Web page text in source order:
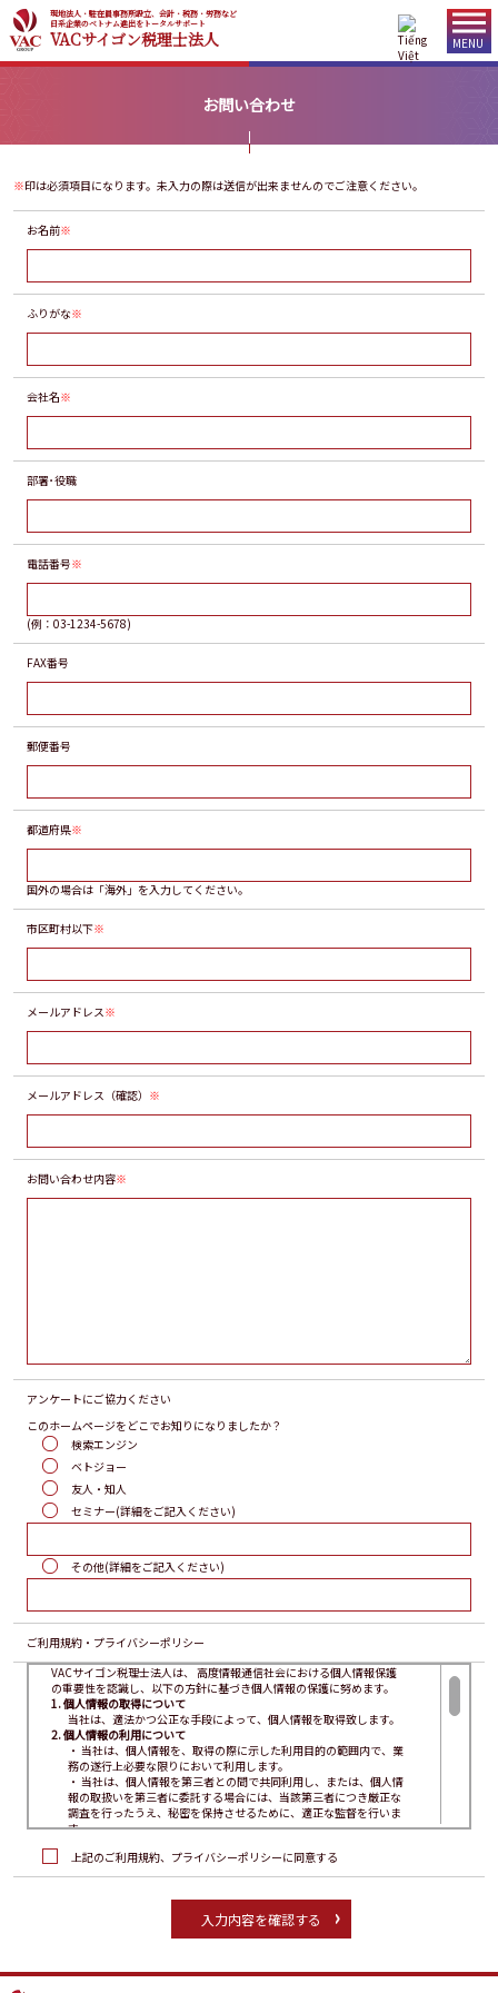
現地法人・駐在員事務所設立、会計・税務・労務など
日系企業のベトナム進出をトータルサポート
VACサイゴン税理士法人 MENU
お問い合わせ
※印は必須項目になります。未入力の際は送信が出来ませんのでご注意ください。
お名前※
ふりがな※
会社名※
部署･役職
電話番号※
(例：03-1234-5678)
FAX番号
郵便番号
都道府県※
国外の場合は「海外」を入力してください。
市区町村以下※
メールアドレス※
メールアドレス（確認） ※
お問い合わせ内容※
アンケートにご協力ください
このホームページをどこでお知りになりましたか？
検索エンジン
ベトジョー
友人・知人
セミナー(詳細をご記入ください)
その他(詳細をご記入ください)
ご利用規約・ プライバシーポリシー
VACサイゴン税理士法人は、 高度情報通信社会における個人情報保護
の重要性を認識し、以下の方針に基づき個人情報の保護に努めます。
1. 個人情報の取得について
当社は、適法かつ公正な手段によって、個人情報を取得致します。
2. 個人情報の利用について
・ 当社は、個人情報を、取得の際に示した利用目的の範囲内で、業
務の遂行上必要な限りにおいて利用します。
・ 当社は、個人情報を第三者との間で共同利用し、または、個人情
報の取扱いを第三者に委託する場合には、当該第三者につき厳正な
調査を行ったうえ、秘密を保持させるために、適正な監督を行いま
す。
当社は、法令に定める場合を除き、個人情報を、事前に本人の同意
を得ることなく、第三者に提供しません。
・ 当社は、個人情報の紛失、破壊、改ざん及び漏えいなどを防止す
るため、不正アクセス、コンピュータウイルス等に対する適正な情
・ 当社は、個人情報を持ち出し、外部へ送信する等により漏えいさ
上記のご利用規約、プライバシーポリシーに同意する